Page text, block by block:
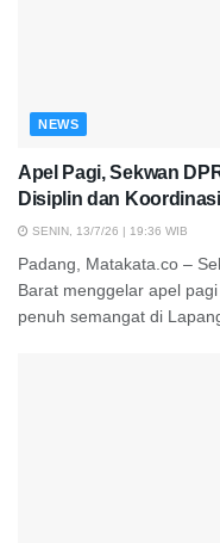
NEWS
Apel Pagi, Sekwan
Disiplin dan Koordinasi
SENIN, 13/7/26 | 19:36 WIB
Padang, Matakata.co –
Barat menggelar apel
penuh semangat di